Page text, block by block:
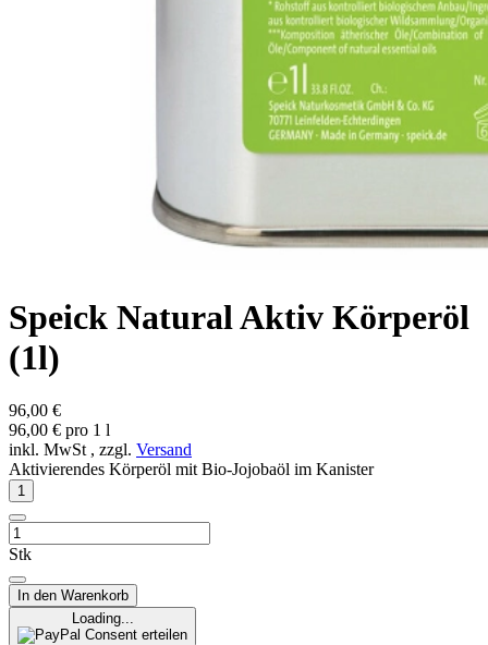
Speick Natural Aktiv Körperöl
(1l)
96,00 €
96,00 € pro 1 l
inkl. MwSt , zzgl. Versand
Aktivierendes Körperöl mit Bio-Jojobaöl im Kanister
Stk
In den Warenkorb
Loading...
Consent erteilen